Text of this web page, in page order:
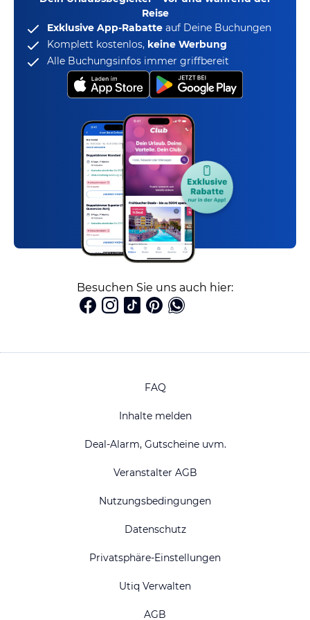
Reise
Exklusive App-Rabatte auf Deine Buchungen
Komplett kostenlos, keine Werbung
Alle Buchungsinfos immer griffbereit
Besuchen Sie uns auch hier:
FAQ
Inhalte melden
Deal-Alarm, Gutscheine uvm.
Veranstalter AGB
Nutzungsbedingungen
Datenschutz
Privatsphäre-Einstellungen
Utiq Verwalten
AGB